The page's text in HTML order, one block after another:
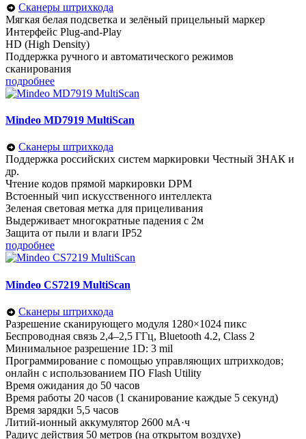
Сканеры штрихкода
Мягкая белая подсветка и зелёный прицельный маркер
Интерфейс Plug-and-Play
HD (High Density)
Поддержка ручного и автоматического режимов
сканирования
подробнее
Mindeo MD7919 MultiScan
Сканеры штрихкода
Поддержка российских систем маркировки Честный ЗНАК и
др.
Чтение кодов прямой маркировки DPM
Встоенный чип искусственного интеллекта
Зеленая световая метка для прицеливания
Выдерживает многократные падения с 2м
Защита от пыли и влаги IP52
подробнее
Mindeo CS7219 MultiScan
Сканеры штрихкода
Разрешение сканирующего модуля 1280×1024 пикс
Беспроводная связь 2,4–2,5 ГГц, Bluetooth 4.2, Class 2
Минимальное разрешение 1D: 3 mil
Программирование c помощью управляющих штрихкодов;
онлайн с использованием ПО Flash Utility
Время ожидания до 50 часов
Время работы 20 часов (1 сканирование каждые 5 секунд)
Время зарядки 5,5 часов
Литий-ионный аккумулятор 2600 мА·ч
Радиус действия 50 метров (на открытом воздухе)